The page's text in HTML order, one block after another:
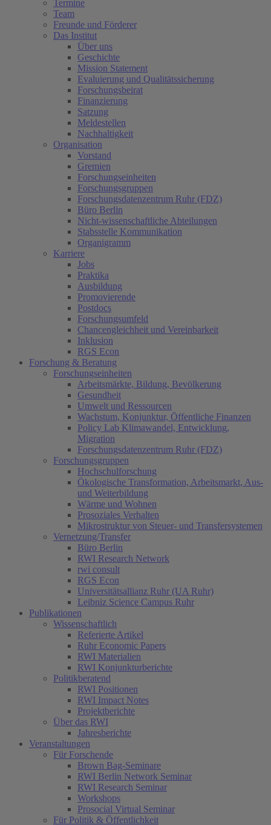
Termine
Team
Freunde und Förderer
Das Institut
Über uns
Geschichte
Mission Statement
Evaluierung und Qualitätssicherung
Forschungsbeirat
Finanzierung
Satzung
Meldestellen
Nachhaltigkeit
Organisation
Vorstand
Gremien
Forschungseinheiten
Forschungsgruppen
Forschungsdatenzentrum Ruhr (FDZ)
Büro Berlin
Nicht-wissenschaftliche Abteilungen
Stabsstelle Kommunikation
Organigramm
Karriere
Jobs
Praktika
Ausbildung
Promovierende
Postdocs
Forschungsumfeld
Chancengleichheit und Vereinbarkeit
Inklusion
RGS Econ
Forschung & Beratung
Forschungseinheiten
Arbeitsmärkte, Bildung, Bevölkerung
Gesundheit
Umwelt und Ressourcen
Wachstum, Konjunktur, Öffentliche Finanzen
Policy Lab Klimawandel, Entwicklung,
Migration
Forschungsdatenzentrum Ruhr (FDZ)
Forschungsgruppen
Hochschulforschung
Ökologische Transformation, Arbeitsmarkt, Aus-
und Weiterbildung
Wärme und Wohnen
Prosoziales Verhalten
Mikrostruktur von Steuer- und Transfersystemen
Vernetzung/Transfer
Büro Berlin
RWI Research Network
rwi consult
RGS Econ
Universitätsallianz Ruhr (UA Ruhr)
Leibniz Science Campus Ruhr
Publikationen
Wissenschaftlich
Referierte Artikel
Ruhr Economic Papers
RWI Materialien
RWI Konjunkturberichte
Politikberatend
RWI Positionen
RWI Impact Notes
Projektberichte
Über das RWI
Jahresberichte
Veranstaltungen
Für Forschende
Brown Bag-Seminare
RWI Berlin Network Seminar
RWI Research Seminar
Workshops
Prosocial Virtual Seminar
Für Politik & Öffentlichkeit